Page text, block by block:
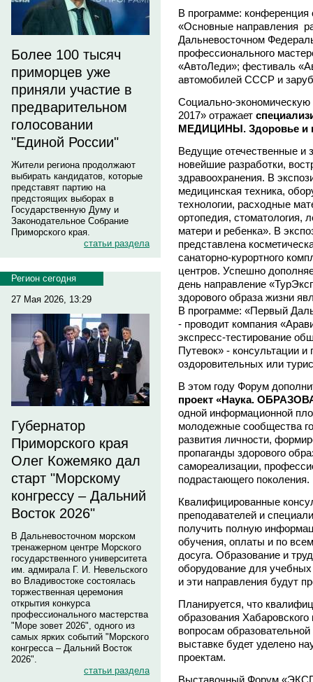
Более 100 тысяч
приморцев уже
приняли участие в
предварительном
голосовании
"Единой России"
Жители региона продолжают
выбирать кандидатов, которые
представят партию на
предстоящих выборах в
Государственную Думу и
Законодательное Собрание
Приморского края.
статьи раздела
Регион сегодня
27 Мая 2026, 13:29
Губернатор
Приморского края
Олег Кожемяко дал
старт "Морскому
конгрессу – Дальний
Восток 2026"
В Дальневосточном морском
тренажерном центре Морского
государственного университета
им. адмирала Г. И. Невельского
во Владивостоке состоялась
торжественная церемония
открытия конкурса
профессионального мастерства
"Море зовет 2026", одного из
самых ярких событий "Морского
конгресса – Дальний Восток
2026".
статьи раздела
В программе: конференция
«Основные направления
Дальневосточном
профессионального
«АвтоЛеди»; фестиваль
автомобилей СССР и
Социально-
2017» отражает
МЕДИЦИНЫ. Здоровье и
Ведущие отечественные и
новейшие разработки,
здравоохранения. В
медицинская техника,
технологии, расходные
ортопедия, стоматология,
матери и ребенка». В
представлена
санаторно-курортного
центров. Успешно
день направление
здорового образа жизни
В программе: «Первый
- проводит компания
экспресс-тестирование
Путевок» - консультации
оздоровительных или
В этом году Форум
проект «Наука.
одной информационной
молодежные сообщества
развития личности,
пропаганды здорового
самореализации,
подрастающего поколения.
Квалифицированные
преподавателей и
получить полную
обучения, оплаты и по
досуга. Образование и
оборудование для
и эти направления будут
Планируется, что
образования
вопросам
выставке будет уделено
проектам.
Выставочный Форум